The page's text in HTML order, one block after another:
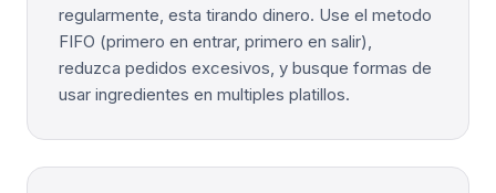
regularmente, esta tirando dinero. Use el metodo
FIFO (primero en entrar, primero en salir),
reduzca pedidos excesivos, y busque formas de
usar ingredientes en multiples platillos.